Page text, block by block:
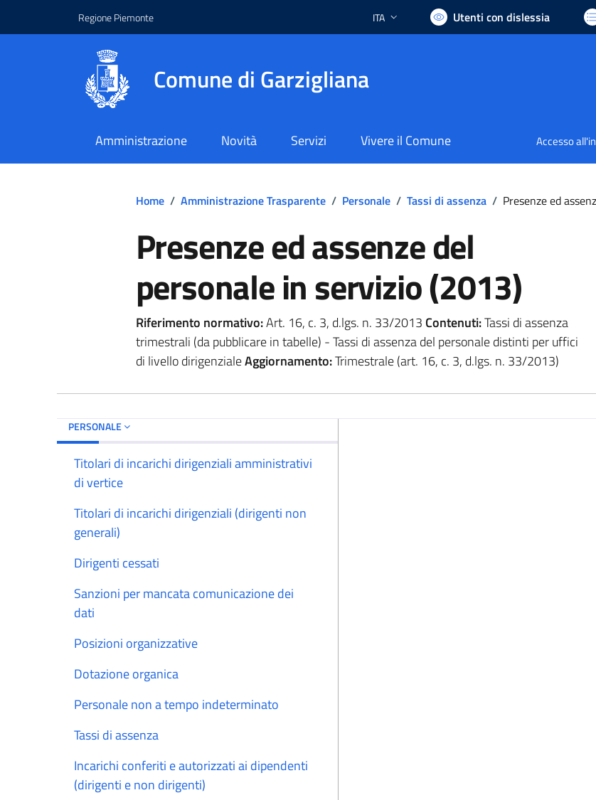
Regione Piemonte Lingua attiva:
ITA Utenti con dislessia
Comune di Garzigliana
Amministrazione Novità Servizi Vivere il Comune Accesso
Home / Amministrazione Trasparente / Personale / Tassi di assenza / Presenze ed
Presenze ed assenze del
personale in servizio (2013)
Riferimento normativo:Art. 16, c. 3, d.lgs. n. 33/2013 Contenuti:Tassi di assenza
trimestrali (da pubblicare in tabelle) - Tassi di assenza del personale distinti per uffici
di livello dirigenzialeAggiornamento:Trimestrale (art. 16, c. 3, d.lgs. n. 33/2013)
PERSONALE
Titolari di incarichi dirigenziali amministrativi
di vertice
Titolari di incarichi dirigenziali (dirigenti non
generali)
Dirigenti cessati
Sanzioni per mancata comunicazione dei
dati
Posizioni organizzative
Dotazione organica
Personale non a tempo indeterminato
Tassi di assenza
Incarichi conferiti e autorizzati ai dipendenti
(dirigenti e non dirigenti)